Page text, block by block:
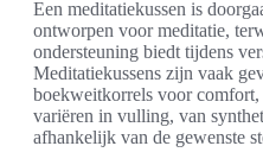
Een meditatiekussen is
ontworpen voor meditatie,
ondersteuning biedt tijdens
Meditatiekussens zijn vaak
boekweitkorrels voor
variëren in vulling, van
afhankelijk van de gewenste